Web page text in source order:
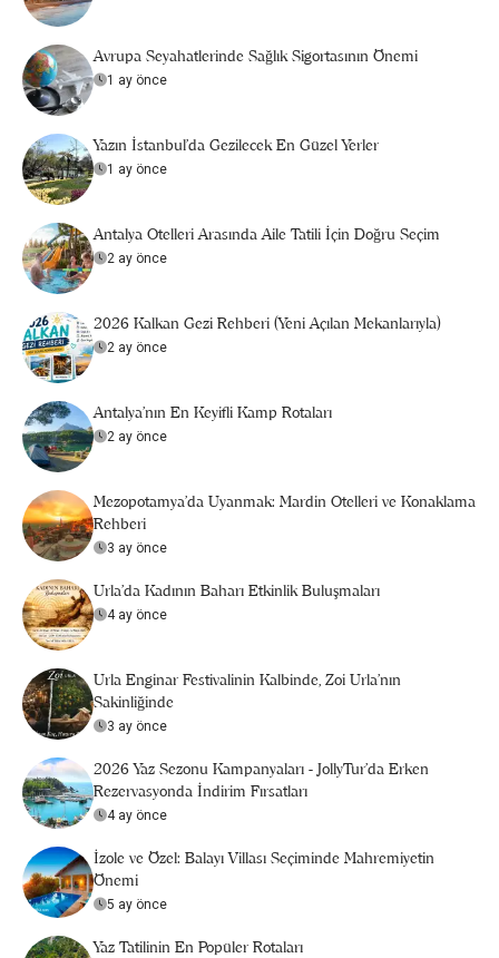
Avrupa Seyahatlerinde Sağlık Sigortasının Önemi
1 ay önce
Yazın İstanbul'da Gezilecek En Güzel Yerler
1 ay önce
Antalya Otelleri Arasında Aile Tatili İçin Doğru Seçim
2 ay önce
2026 Kalkan Gezi Rehberi (Yeni Açılan Mekanlarıyla)
2 ay önce
Antalya’nın En Keyifli Kamp Rotaları
2 ay önce
Mezopotamya’da Uyanmak: Mardin Otelleri ve Konaklama
Rehberi
3 ay önce
Urla'da Kadının Baharı Etkinlik Buluşmaları
4 ay önce
Urla Enginar Festivalinin Kalbinde, Zoi Urla’nın
Sakinliğinde
3 ay önce
2026 Yaz Sezonu Kampanyaları - JollyTur'da Erken
Rezervasyonda İndirim Fırsatları
4 ay önce
İzole ve Özel: Balayı Villası Seçiminde Mahremiyetin
Önemi
5 ay önce
Yaz Tatilinin En Popüler Rotaları